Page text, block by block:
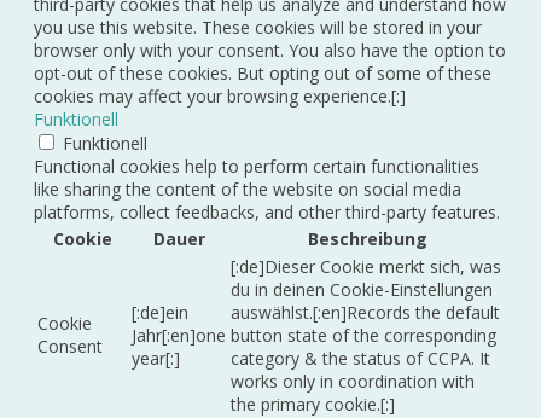
you use this website. These cookies will be stored in your
browser only with your consent. You also have the option to
opt-out of these cookies. But opting out of some of these
cookies may affect your browsing experience.[:]
Funktionell
Funktionell
Functional cookies help to perform certain functionalities
like sharing the content of the website on social media
platforms, collect feedbacks, and other third-party features.
Cookie
Dauer Beschreibung
Cookie
Consent
[:de]ein
Jahr[:en]one
year[:]
[:de]Dieser Cookie merkt sich, was
du in deinen Cookie-Einstellungen
auswählst.[:en]Records the default
button state of the corresponding
category & the status of CCPA. It
works only in coordination with
the primary cookie.[:]